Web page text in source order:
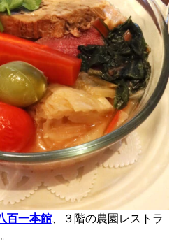
百一本館、３階の農園レストラ